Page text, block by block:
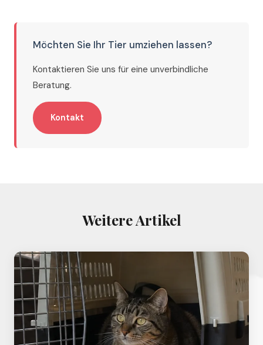
Möchten Sie Ihr Tier umziehen lassen?
Kontaktieren Sie uns für eine unverbindliche
Beratung.
Kontakt
Weitere Artikel